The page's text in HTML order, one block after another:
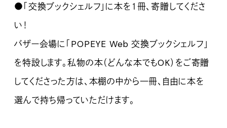
●「交換ブックシェルフ」に本を１冊、寄贈してくださ
い！
バザー会場に「POPEYE Web 交換ブックシェルフ」
を特設します。私物の本（どんな本でもOK）をご寄贈
してくださった方は、本棚の中から一冊、自由に本を
選んで持ち帰っていただけます。